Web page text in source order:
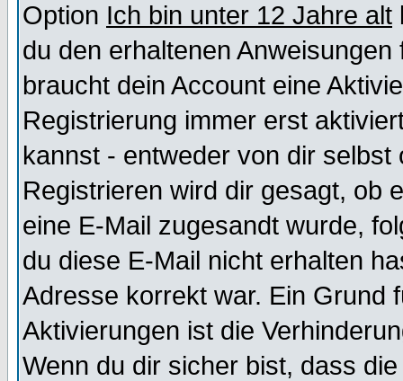
Option Ich bin unter 12 Jahre alt
du den erhaltenen
braucht dein Account eine
Registrierung immer erst
kannst - entweder von dir selbst
Registrieren wird dir gesagt, ob
eine E-Mail zugesandt wurde,
du diese E-Mail nicht erhalten
Adresse korrekt war. Ein Grund
Aktivierungen ist die
Wenn du dir sicher bist, dass